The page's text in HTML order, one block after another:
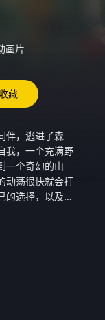
画片
收藏
伴，逃进了森
我，一个充满野
一个奇幻的山
动荡很快就会打
的选择，以及那